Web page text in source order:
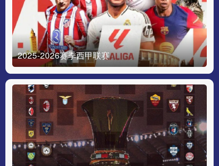
2025-2026赛季西甲联赛